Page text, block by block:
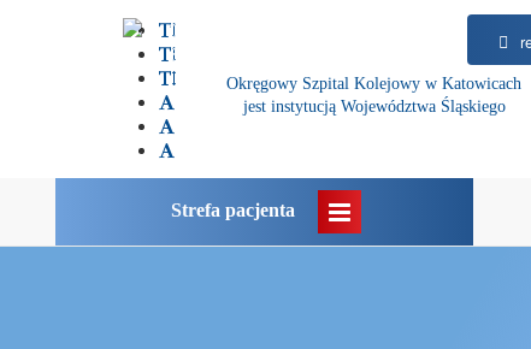
Okręgowy Szpital Kolejowy w Katowicach
jest instytucją Województwa Śląskiego
Strefa pacjenta